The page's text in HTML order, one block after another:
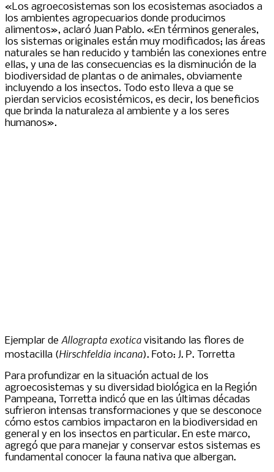
«Los agroecosistemas son los ecosistemas asociados a
los ambientes agropecuarios donde producimos
alimentos», aclaró Juan Pablo. «En términos generales,
los sistemas originales están muy modificados; las áreas
naturales se han reducido y también las conexiones entre
ellas, y una de las consecuencias es la disminución de la
biodiversidad de plantas o de animales, obviamente
incluyendo a los insectos. Todo esto lleva a que se
pierdan servicios ecosistémicos, es decir, los beneficios
que brinda la naturaleza al ambiente y a los seres
humanos».
Ejemplar de Allograpta exotica visitando las flores de
mostacilla (Hirschfeldia incana). Foto: J. P. Torretta
Para profundizar en la situación actual de los
agroecosistemas y su diversidad biológica en la Región
Pampeana, Torretta indicó que en las últimas décadas
sufrieron intensas transformaciones y que se desconoce
cómo estos cambios impactaron en la biodiversidad en
general y en los insectos en particular. En este marco,
agregó que para manejar y conservar estos sistemas es
fundamental conocer la fauna nativa que albergan.